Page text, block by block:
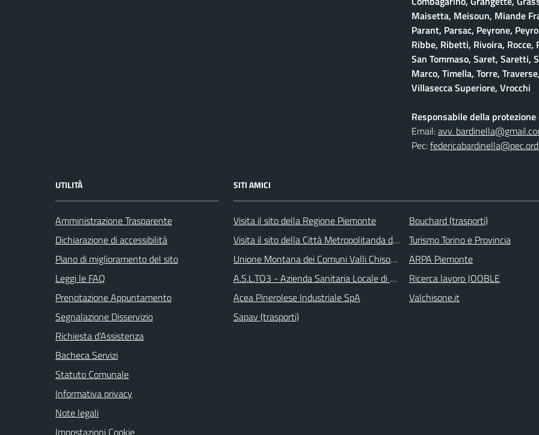
Maisetta, Meisoun, Miande
Parant, Parsac, Peyrone,
Ribbe, Ribetti, Rivoira, Rocce,
San Tommaso, Saret, Saretti,
Marco, Timella, Torre,
Villasecca Superiore, Vrocchi
Responsabile della protezione
Email:avv.
Pec:
UTILITÀ
Amministrazione Trasparente
Dichiarazione di accessibilità
Piano di miglioramento del sito
Leggi le FAQ
Prenotazione Appuntamento
Segnalazione Disservizio
Richiesta d'Assistenza
Bacheca Servizi
Statuto Comunale
Informativa privacy
Note legali
Impostazioni Cookie
SITI AMICI
Visita il sito della Regione Piemonte
Visita il sito della Città Metropolitanda di Torino
Unione Montana dei Comuni Valli Chisone e Germanasca
A.S.L.TO3 - Azienda Sanitaria Locale di Collegno e Pinerolo
Acea Pinerolese Industriale SpA
Sapav (trasporti)
Bouchard (trasporti)
Turismo Torino e Provincia
ARPA Piemonte
Ricerca lavoro JOOBLE
Valchisone.it